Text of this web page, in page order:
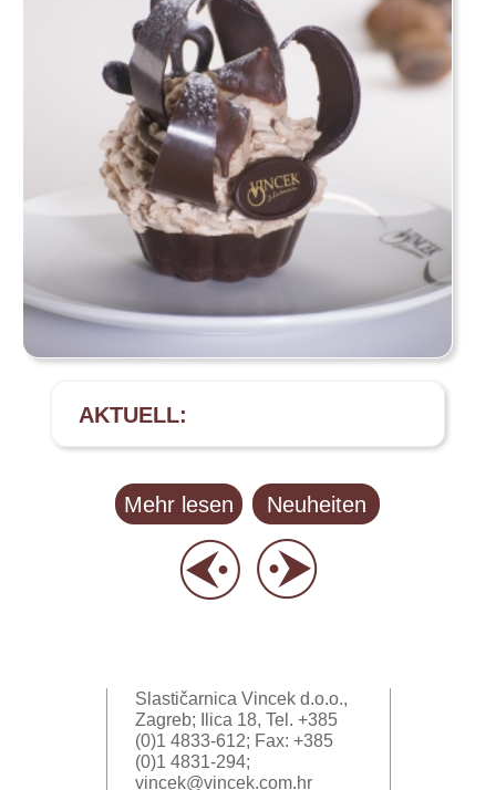
AKTUELL:
Mehr lesen Neuheiten
Slastičarnica Vincek d.o.o.,
Zagreb; Ilica 18, Tel. +385
(0)1 4833-612; Fax: +385
(0)1 4831-294;
vincek@vincek.com.hr